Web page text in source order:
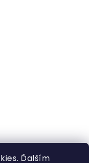
Ďalším